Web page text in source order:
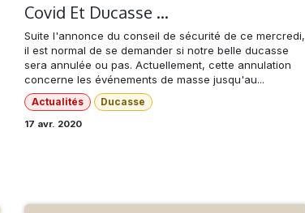
Covid Et Ducasse ...
Suite l'annonce du conseil de sécurité de ce mercredi,
il est normal de se demander si notre belle ducasse
sera annulée ou pas. Actuellement, cette annulation
concerne les événements de masse jusqu'au...
Actualités Ducasse
17 avr. 2020